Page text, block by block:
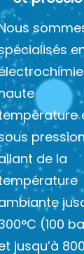
de la
(100
jusqu’à